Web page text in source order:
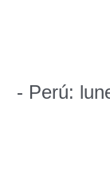
- Perú: